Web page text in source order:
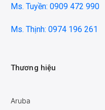
Ms. Tuyền: 0909 472 990
Ms. Thịnh: 0974 196 261
Thương hiệu
Aruba